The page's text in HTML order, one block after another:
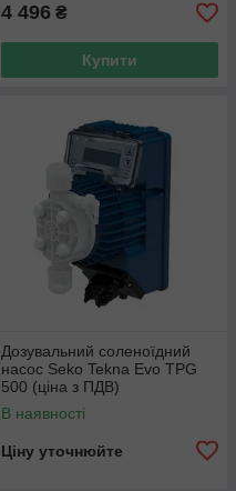
4 496 ₴
Купити
Дозувальний соленоїдний
насос Seko Tekna Evo TPG
500 (ціна з ПДВ)
В наявності
Ціну уточнюйте